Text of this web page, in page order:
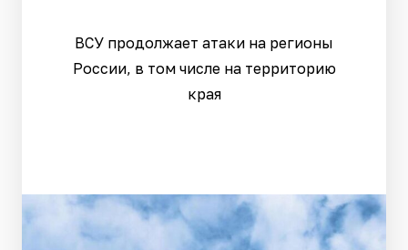
ВСУ продолжает атаки на регионы
России, в том числе на территорию
края